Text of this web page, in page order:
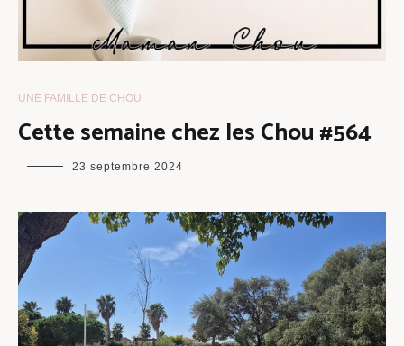
UNE FAMILLE DE CHOU
Cette semaine chez les Chou #564
maman
23 septembre 2024